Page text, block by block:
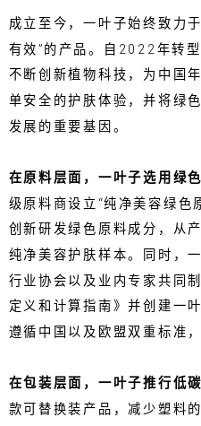
成立至今，一叶子始终致力
有效”的产品。自2022年转
不断创新植物科技，为中国
单安全的护肤体验，并将绿
发展的重要基因。
在原料层面，一叶子选用绿
级原料商设立“纯净美容绿色
创新研发绿色原料成分，从
纯净美容护肤样本。同时，
行业协会以及业内专家共同
定义和计算指南》并创建一
遵循中国以及欧盟双重标准
在包装层面，一叶子推行低
款可替换装产品，减少塑料